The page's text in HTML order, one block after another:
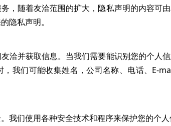
随着友洽范围的扩大，隐私声明的内容可
隐私声明。
并获取信息。当我们需要能识别您的个人
我们可能收集姓名，公司名称、电话、E-
们使用各种安全技术和程序来保护您的个人